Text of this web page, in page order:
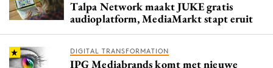
Talpa Network maakt JUKE gratis
audioplatform, MediaMarkt stapt eruit
DIGITAL TRANSFORMATION
IPG Mediabrands komt met nieuwe